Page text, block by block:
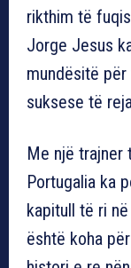
rikthim të
Jorge Jesus
mundësitë
suksese të
Me një trajner
Portugalia ka
kapitull të ri
është koha